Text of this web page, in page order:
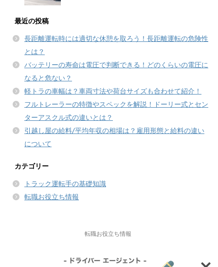
最近の投稿
長距離運転時には適切な休憩を取ろう！長距離運転の危険性
とは？
バッテリーの寿命は電圧で判断できる！どのくらいの電圧に
なると危ない？
軽トラの車幅は？車両寸法や荷台サイズも合わせて紹介！
フルトレーラーの特徴やスペックを解説！ドーリー式とセン
ターアスクル式の違いとは？
引越し屋の給料/平均年収の相場は？雇用形態と給料の違い
について
カテゴリー
トラック運転手の基礎知識
転職お役立ち情報
転職お役立ち情報